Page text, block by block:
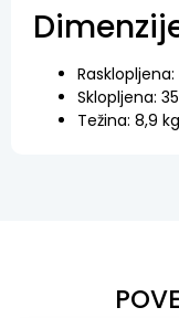
Sklopljena:
Težina: 8,9 kg